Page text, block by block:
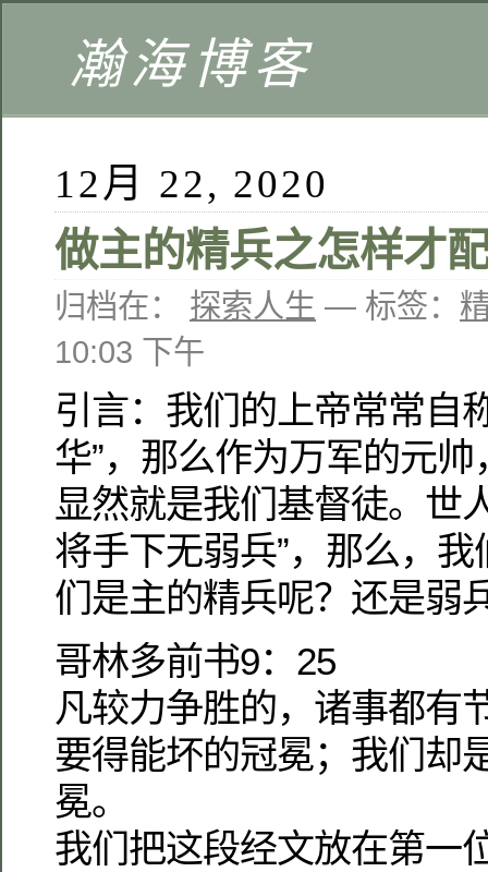
瀚海博客
12月 22, 2020
做主的精兵之怎样才
归档在： 探索人生 — 标签：
10:03 下午
引言：我们的上帝常常自
华”，那么作为万军的元
显然就是我们基督徒。世
将手下无弱兵”，那么，
们是主的精兵呢？还是弱
哥林多前书9：25
凡较力争胜的，诸事都有
要得能坏的冠冕；我们却
冕。
我们把这段经文放在第一